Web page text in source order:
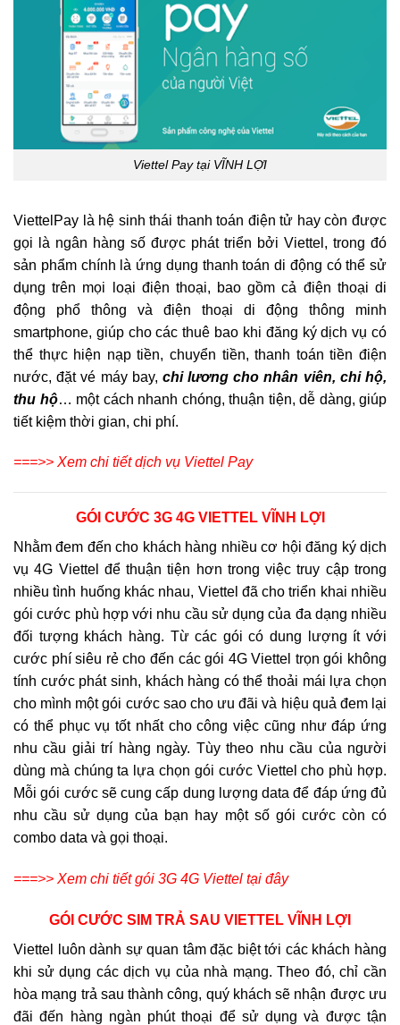
Viettel Pay tại VĨNH LỢI
ViettelPay là hệ sinh thái thanh toán điện tử hay còn được
gọi là ngân hàng số được phát triển bởi Viettel, trong đó
sản phẩm chính là ứng dụng thanh toán di động có thể sử
dụng trên mọi loại điện thoại, bao gồm cả điện thoại di
động phổ thông và điện thoại di động thông minh
smartphone, giúp cho các thuê bao khi đăng ký dịch vụ có
thể thực hiện nạp tiền, chuyển tiền, thanh toán tiền điện
nước, đặt vé máy bay, chi lương cho nhân viên, chi hộ,
thu hộ… một cách nhanh chóng, thuận tiện, dễ dàng, giúp
tiết kiệm thời gian, chi phí.
===>> Xem chi tiết dịch vụ Viettel Pay
GÓI CƯỚC 3G 4G VIETTEL VĨNH LỢI
Nhằm đem đến cho khách hàng nhiều cơ hội đăng ký dịch
vụ 4G Viettel để thuận tiện hơn trong việc truy cập trong
nhiều tình huống khác nhau, Viettel đã cho triển khai nhiều
gói cước phù hợp với nhu cầu sử dụng của đa dạng nhiều
đối tượng khách hàng. Từ các gói có dung lượng ít với
cước phí siêu rẻ cho đến các gói 4G Viettel trọn gói không
tính cước phát sinh, khách hàng có thể thoải mái lựa chọn
cho mình một gói cước sao cho ưu đãi và hiệu quả đem lại
có thể phục vụ tốt nhất cho công việc cũng như đáp ứng
nhu cầu giải trí hàng ngày. Tùy theo nhu cầu của người
dùng mà chúng ta lựa chọn gói cước Viettel cho phù hợp.
Mỗi gói cước sẽ cung cấp dung lượng data để đáp ứng đủ
nhu cầu sử dụng của bạn hay một số gói cước còn có
combo data và gọi thoại.
===>> Xem chi tiết gói 3G 4G Viettel tại đây
GÓI CƯỚC SIM TRẢ SAU VIETTEL VĨNH LỢI
Viettel luôn dành sự quan tâm đặc biệt tới các khách hàng
khi sử dụng các dịch vụ của nhà mạng. Theo đó, chỉ cần
hòa mạng trả sau thành công, quý khách sẽ nhận được ưu
đãi đến hàng ngàn phút thoại để sử dụng và được tận